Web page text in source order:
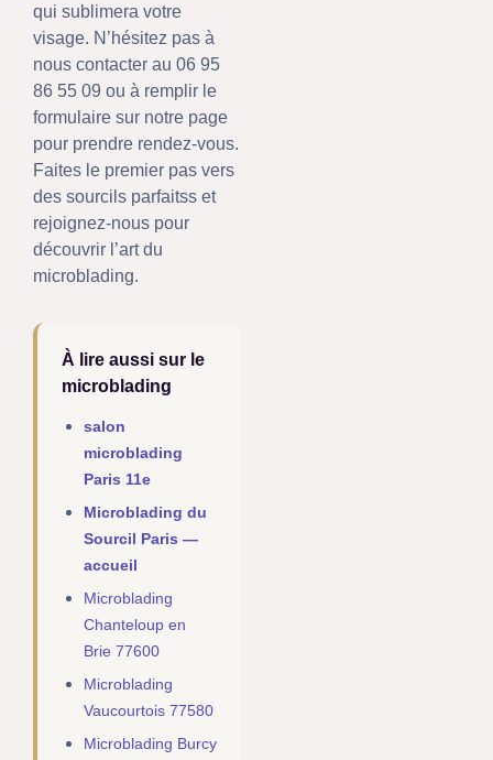
qui sublimera votre
visage. N’hésitez pas à
nous contacter au 06 95
86 55 09 ou à remplir le
formulaire sur notre page
pour prendre rendez-vous.
Faites le premier pas vers
des sourcils parfaitss et
rejoignez-nous pour
découvrir l’art du
microblading.
À lire aussi sur le
microblading
salon
microblading
Paris 11e
Microblading du
Sourcil Paris —
accueil
Microblading
Chanteloup en
Brie 77600
Microblading
Vaucourtois 77580
Microblading Burcy